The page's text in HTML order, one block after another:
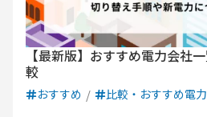
【最新版】おすすめ電力会社
較
おすすめ 比較・おすすめ電